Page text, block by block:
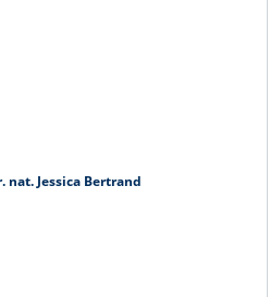
nat. Jessica Bertrand